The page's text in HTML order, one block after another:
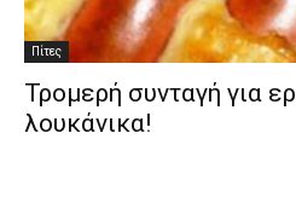
Πίτες
Τρομερή συνταγή για
λουκάνικα!